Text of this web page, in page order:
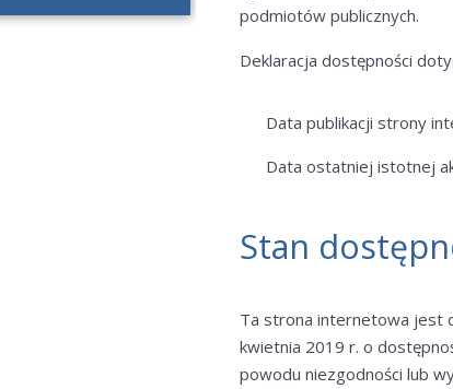
podmiotów publicznych.
Deklaracja dostępności
Data publikacji strony
Data ostatniej istotnej
Stan
Ta strona internetowa jest
kwietnia 2019 r. o
powodu niezgodności lub